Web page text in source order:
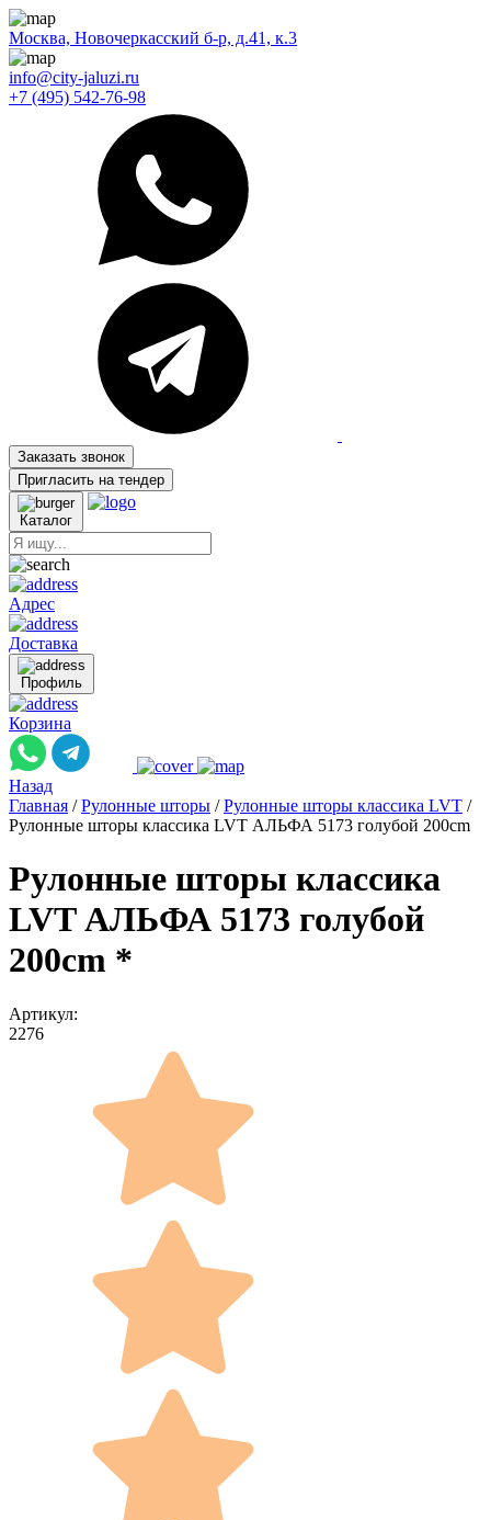
Москва, Новочеркасский б-р, д.41, к.3
info@city-jaluzi.ru
+7 (495) 542-76-98
Заказать звонок
Пригласить на тендер
Каталог
Адрес
Доставка
Профиль
Корзина
Назад
Главная / Рулонные шторы / Рулонные шторы классика LVT /
Рулонные шторы классика LVT АЛЬФА 5173 голубой 200cm
Рулонные шторы классика
LVT АЛЬФА 5173 голубой
200cm *
Артикул:
2276